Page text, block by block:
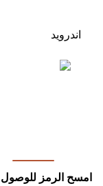
اندرويد
امسح الرمز للوصول